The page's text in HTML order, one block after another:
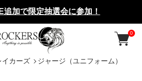
追加で限定抽選会に参加！
0
イカーズ
ジャージ（ユニフォーム）